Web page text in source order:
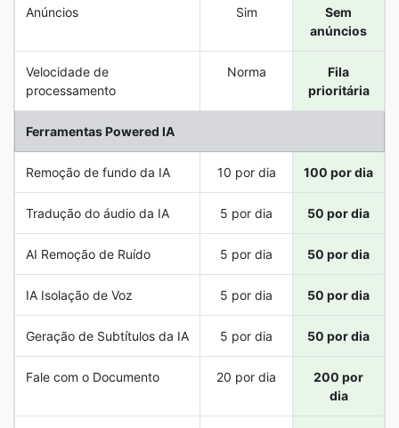
Anúncios Sim
Sem
anúncios
Velocidade de
processamento
Norma
Fila
prioritária
Ferramentas Powered IA
Remoção de fundo da IA 10 por dia 100 por dia
Tradução do áudio da IA 5 por dia 50 por dia
AI Remoção de Ruído 5 por dia 50 por dia
IA Isolação de Voz 5 por dia 50 por dia
Geração de Subtítulos da IA 5 por dia 50 por dia
Fale com o Documento 20 por dia
200 por
dia